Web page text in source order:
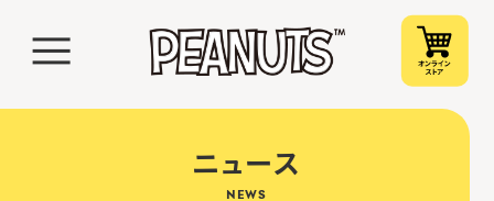
ニュース
NEWS